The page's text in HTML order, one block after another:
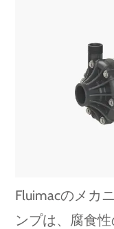
Fluimacのメカ
ンプは、腐食